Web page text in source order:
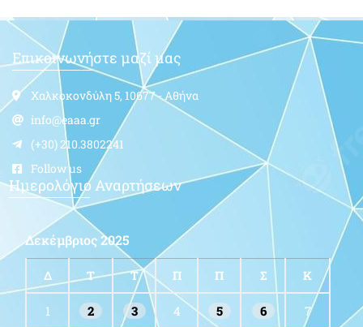
Επικοινωνήστε μαζί μας
Χαλκοκονδύλη 5, 10677 - Αθήνα
info@eaaa.gr
(+30) 210.3802241
Follow us
Ημερολόγιο Αναρτήσεων
Δεκέμβριος 2025
Δ Τ Τ Π Π Σ Κ
1 2 3 4 5 6 7